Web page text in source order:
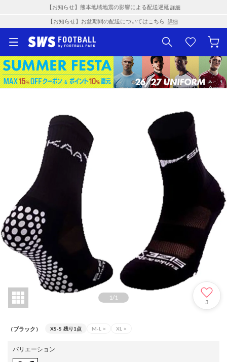
【お知らせ】熊本地域地震の影響による配送遅延 詳細
【お知らせ】お盆期間の配送についてはこちら 詳細
1/1
3
（ブラック） XS-S 残り1点 M-L × XL ×
バリエーション